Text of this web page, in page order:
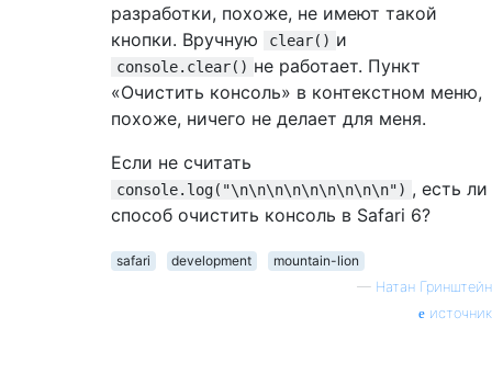
разработки, похоже, не имеют такой
кнопки. Вручную
clear() и
console.clear() не работает. Пункт
«Очистить консоль» в контекстном меню,
похоже, ничего не делает для меня.
Если не считать
console.log("\n\n\n\n\n\n\n\n\n") , есть ли
способ очистить консоль в Safari 6?
safari development
mountain-lion
— Натан Гринштейн
источник